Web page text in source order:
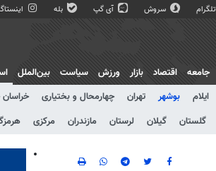
تلگرام سروش آی گپ بله
جامعه اقتصاد بازار ورزش سیاست بین‌الملل
ایلام بوشهر تهران چهارمحال و بختیاری
گلستان گیلان لرستان مازندران مرکزی